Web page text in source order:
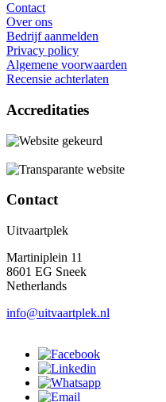
Contact
Over ons
Bedrijf aanmelden
Privacy policy
Algemene voorwaarden
Recensie achterlaten
Accreditaties
Contact
Uitvaartplek
Martiniplein 11
8601 EG Sneek
Netherlands
info@uitvaartplek.nl